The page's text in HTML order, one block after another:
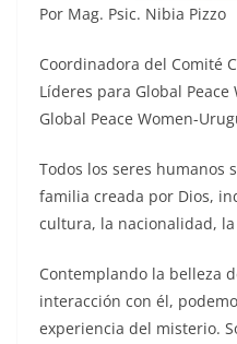
Por Mag. Psic. Nibia Pizzo
Coordinadora del Comité
Líderes para Global
Global Peace Women-
Todos los seres humanos
familia creada por Dios,
cultura, la nacionalidad,
Contemplando la belleza
interacción con él,
experiencia del misterio.